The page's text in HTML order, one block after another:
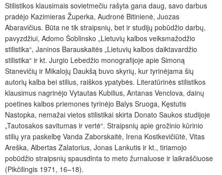
Stilistikos klausimais sovietmečiu rašyta gana daug, savo darbus
pradėjo Kazimieras Župerka, Audronė Bitinienė, Juozas
Abaravičius. Būta ne tik straipsnių, bet ir studijų pobūdžio darbų,
pavyzdžiui, Adomo Šoblinsko „Lietuvių kalbos veiksmažodžio
stilistika“, Janinos Barauskaitės „Lietuvių kalbos daiktavardžio
stilistika“ ir kt. Jurgio Lebedžio monografijoje apie Simoną
Stanevičių ir Mikalojų Daukšą buvo skyrių, kur tyrinėjama šių
autorių kalba bei stilius, raiškos ypatybės. Literatūrinės stilistikos
klausimus nagrinėjo Vytautas Kubilius, Antanas Venclova, dainų
poetines kalbos priemones tyrinėjo Balys Sruoga, Kęstutis
Nastopka, nemažai vietos stilistikai skirta Donato Saukos studijoje
„Tautosakos savitumas ir vertė“. Straipsnių apie grožinio kūrinio
stilių yra paskelbę Vanda Zaborskaitė, Irena Kostkevičiūtė, Vitas
Areška, Albertas Zalatorius, Jonas Lankutis ir kt., tiriamojo
pobūdžio straipsnių spausdinta to meto žurnaluose ir laikraščiuose
(Pikčilingis 1971, 16–18).